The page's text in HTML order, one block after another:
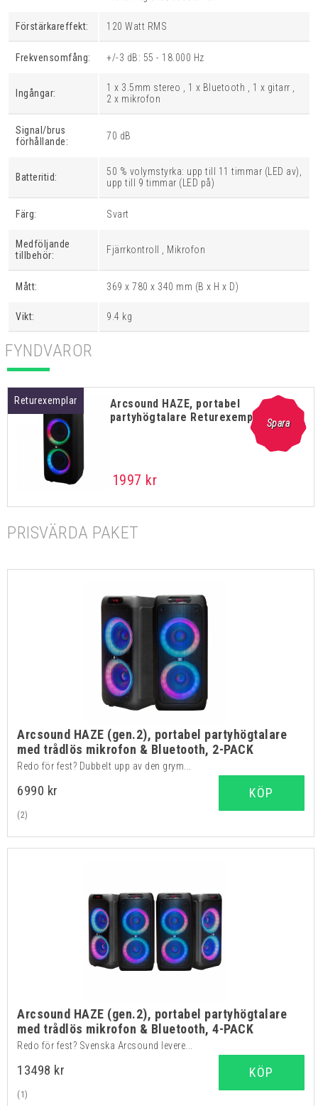
Förstärkareffekt: 120 Watt RMS
Frekvensomfång: +/-3 dB: 55 - 18.000 Hz
Ingångar:
1 x 3.5mm stereo , 1 x Bluetooth , 1 x gitarr ,
2 x mikrofon
Signal/brus
förhållande:
70 dB
Batteritid:
50 % volymstyrka: upp till 11 timmar (LED av),
upp till 9 timmar (LED på)
Färg: Svart
Medföljande
tillbehör:
Fjärrkontroll , Mikrofon
Mått: 369 x 780 x 340 mm (B x H x D)
Vikt: 9.4 kg
Spara
Returexemplar
Arcsound HAZE, portabel
partyhögtalare Returexemplar
1997 kr
PRISVÄRDA PAKET
Arcsound HAZE (gen.2), portabel partyhögtalare
med trådlös mikrofon & Bluetooth, 2-PACK
Redo för fest? Dubbelt upp av den grym...
6990 kr
(2)
KÖP
Arcsound HAZE (gen.2), portabel partyhögtalare
med trådlös mikrofon & Bluetooth, 4-PACK
Redo för fest? Svenska Arcsound levere...
13498 kr
(1)
KÖP